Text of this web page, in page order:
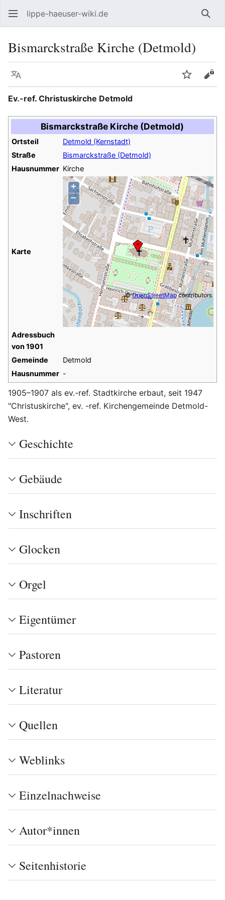
lippe-haeuser-wiki.de
Bismarckstraße Kirche (Detmold)
Sprache
Ev.-ref. Christuskirche Detmold
Bismarckstraße Kirche (Detmold)
Ortsteil
Detmold (Kernstadt)
Straße
Bismarckstraße (Detmold)
Hausnummer Kirche
Karte
+
−
©OpenStreetMapcontributors
Adressbuch
von 1901
Gemeinde
Detmold
Hausnummer -
1905–1907 als ev.-ref. Stadtkirche erbaut, seit 1947
"Christuskirche", ev. -ref. Kirchengemeinde Detmold-
West.
Geschichte
Gebäude
Inschriften
Glocken
Orgel
Eigentümer
Pastoren
Literatur
Quellen
Weblinks
Einzelnachweise
Autor*innen
Seitenhistorie